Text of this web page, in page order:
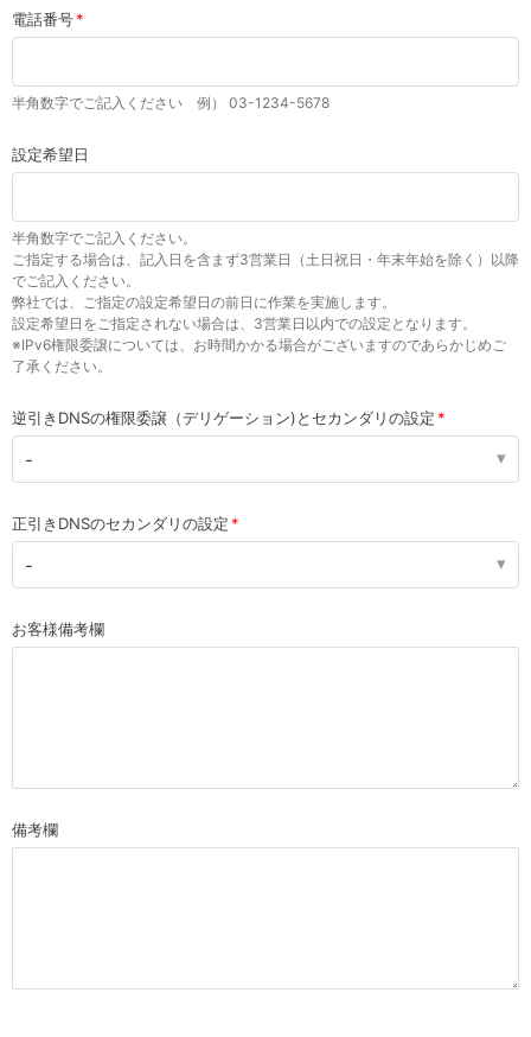
電話番号
半角数字でご記入ください 例） 03-1234-5678
設定希望日
半角数字でご記入ください。
ご指定する場合は、記入日を含まず3営業日（土日祝日・年末年始を除く）以降
でご記入ください。
弊社では、ご指定の設定希望日の前日に作業を実施します。
設定希望日をご指定されない場合は、3営業日以内での設定となります。
※IPv6権限委譲については、お時間かかる場合がございますのであらかじめご
了承ください。
逆引きDNSの権限委譲（デリゲーション)とセカンダリの設定
-
正引きDNSのセカンダリの設定
-
お客様備考欄
備考欄